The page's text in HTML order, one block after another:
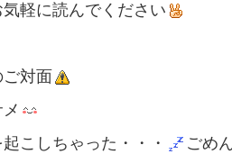
軽に読んでください
対面
こしちゃった・・・
ごめ